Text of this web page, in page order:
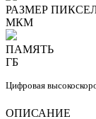
РАЗМЕР
МКМ
ПАМЯТЬ
ГБ
Цифровая
ОПИСАНИЕ